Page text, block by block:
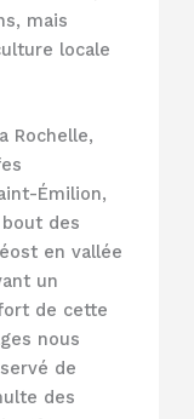
mais
locale
Rochelle,
Émilion,
des
en vallée
un
de cette
nous
de
des